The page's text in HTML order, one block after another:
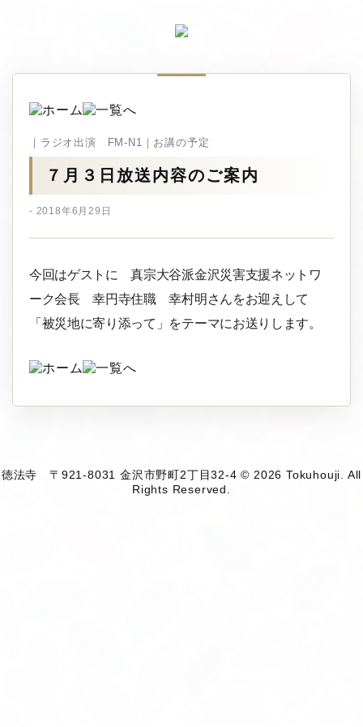
｜ラジオ出演 FM-N1｜お講の予定
７月３日放送内容のご案内
- 2018年6月29日
今回はゲストに 真宗大谷派金沢災害支援ネットワ
ーク会長 幸円寺住職 幸村明さんをお迎えして
「被災地に寄り添って」をテーマにお送りします。
徳法寺 〒921-8031 金沢市野町2丁目32-4 © 2026 Tokuhouji. All
Rights Reserved.